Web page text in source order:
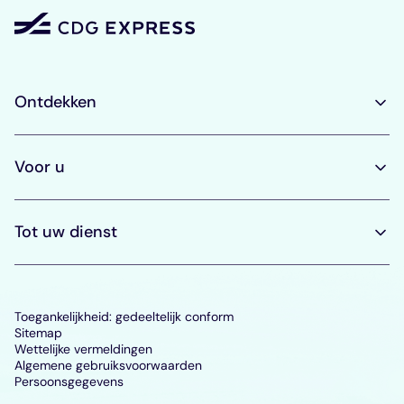
Ontdekken
Voor u
Tot uw dienst
Toegankelijkheid: gedeeltelijk conform
Sitemap
Wettelijke vermeldingen
Algemene gebruiksvoorwaarden
Persoonsgegevens